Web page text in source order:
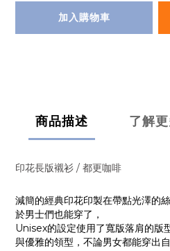
加入購物車
商品描述 了解
印花長版襯衫 / 都更咖啡
減簡的經典印花印製在帶點光澤的
於男士們也能穿了，
Unisex的設定使用了寬版落肩的版
與優雅的領型，不論男女都能穿出自